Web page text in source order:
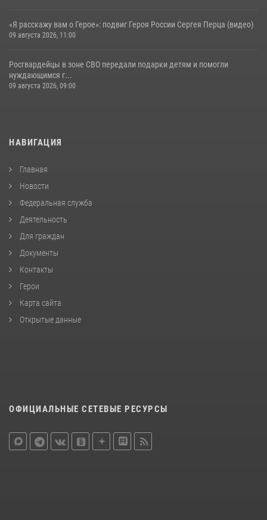
«Я расскажу вам о Герое»: подвиг Героя России Сергея Перца (видео)
09 августа 2026, 11:00
Росгвардейцы в зоне СВО передали подарки детям и помогли
нуждающимся г...
09 августа 2026, 09:00
НАВИГАЦИЯ
Главная
Новости
Федеральная служба
Деятельность
Для граждан
Документы
Контакты
Герои
Карта сайта
Открытые данные
ОФИЦИАЛЬНЫЕ СЕТЕВЫЕ РЕСУРСЫ